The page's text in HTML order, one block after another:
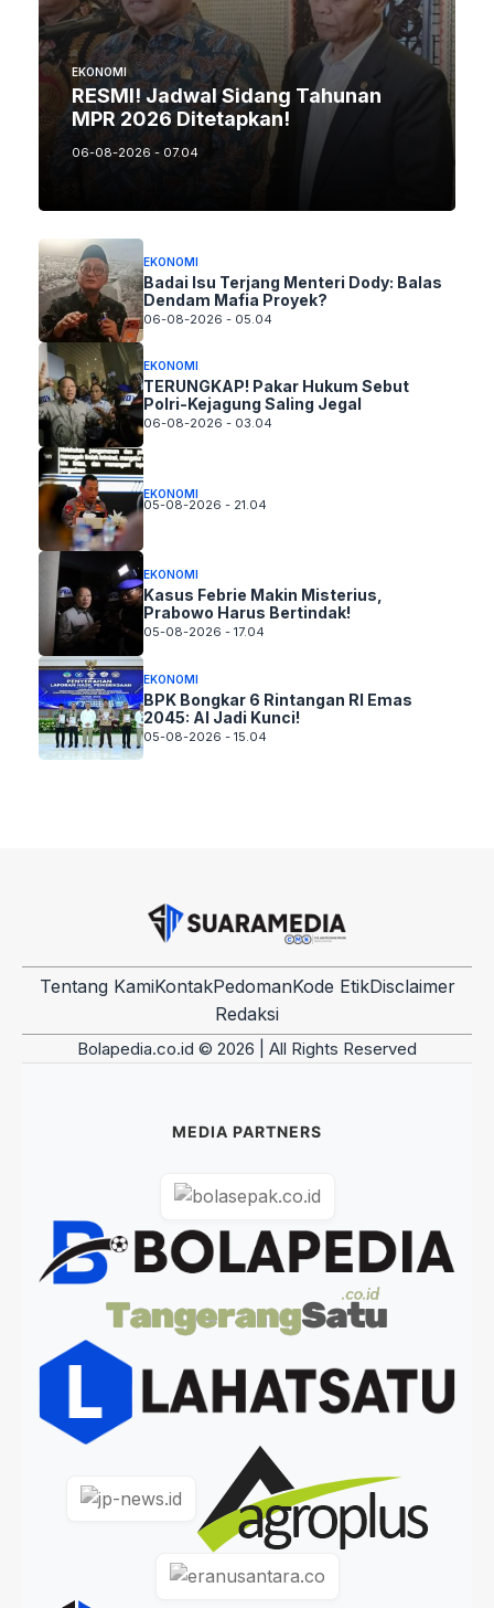
EKONOMI
RESMI! Jadwal Sidang Tahunan
MPR 2026 Ditetapkan!
06-08-2026 - 07.04
EKONOMI
Badai Isu Terjang Menteri Dody: Balas
Dendam Mafia Proyek?
06-08-2026 - 05.04
EKONOMI
TERUNGKAP! Pakar Hukum Sebut
Polri-Kejagung Saling Jegal
06-08-2026 - 03.04
EKONOMI
05-08-2026 - 21.04
EKONOMI
Kasus Febrie Makin Misterius,
Prabowo Harus Bertindak!
05-08-2026 - 17.04
EKONOMI
BPK Bongkar 6 Rintangan RI Emas
2045: AI Jadi Kunci!
05-08-2026 - 15.04
Tentang KamiKontakPedomanKode EtikDisclaimer
Redaksi
Bolapedia.co.id © 2026 | All Rights Reserved
MEDIA PARTNERS